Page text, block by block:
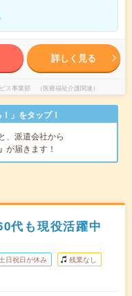
詳しく見る
ス事業部 （医療福祉介護関連）
」をタップ！
、派遣会社から
が届きます！
代も現役活躍中
土日祝日が休み 残業なし